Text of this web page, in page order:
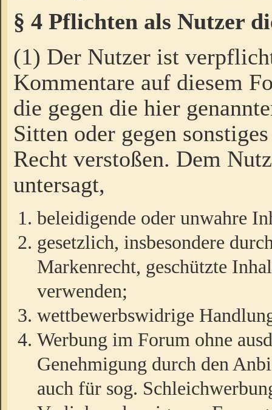
§ 4 Pflichten als Nutzer
(1) Der Nutzer ist
Kommentare auf diesem
die gegen die hier
Sitten oder gegen
Recht verstoßen. Dem
untersagt,
beleidigende oder unwahre
gesetzlich, insbesondere
Markenrecht, geschützte
verwenden;
wettbewerbswidrige
Werbung im Forum ohne
Genehmigung durch den
auch für sog.